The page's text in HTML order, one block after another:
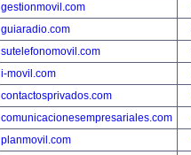
gestionmovil.com
guiaradio.com
sutelefonomovil.com
i-movil.com
contactosprivados.com
comunicacionesempresariales.com
planmovil.com